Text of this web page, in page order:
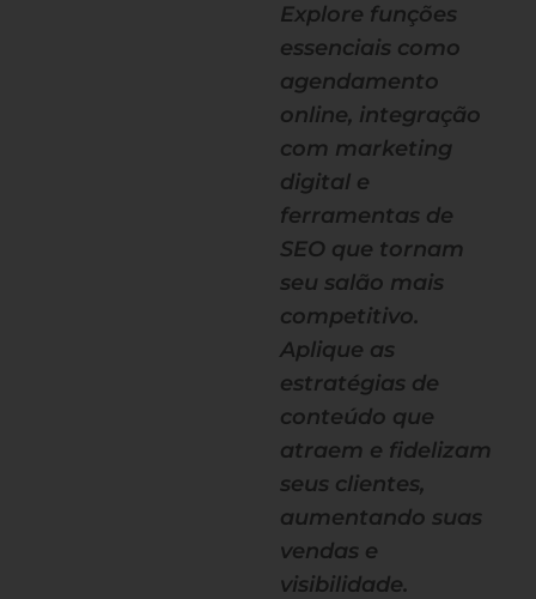
Explore funções
essenciais como
agendamento
online, integração
com marketing
digital e
ferramentas de
SEO que tornam
seu salão mais
competitivo.
Aplique as
estratégias de
conteúdo que
atraem e fidelizam
seus clientes,
aumentando suas
vendas e
visibilidade.